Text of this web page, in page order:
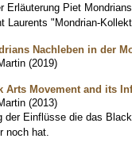
Erläuterung Piet
Laurents "Mondrian-
Nachleben in der
(2019)
Arts Movement and its
(2013)
der Einflüsse die das
noch hat.